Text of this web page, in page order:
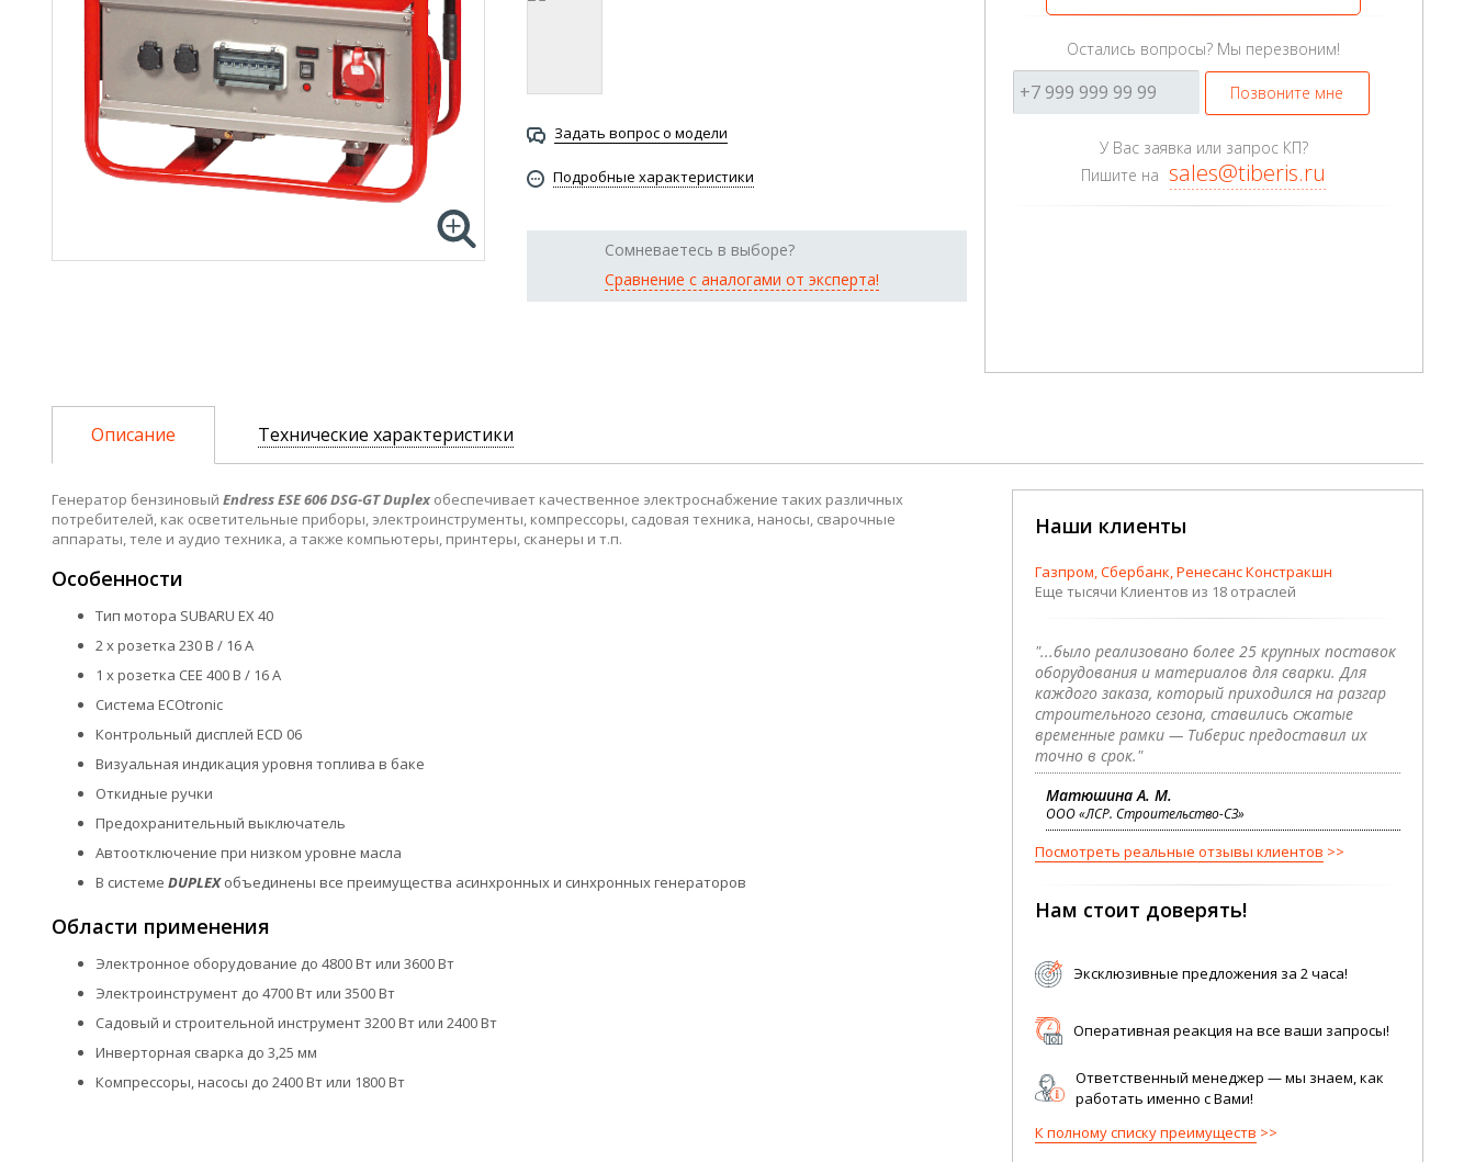
Задать вопрос о модели
Подробные характеристики
Сомневаетесь в выборе?
Сравнение с аналогами от эксперта!
Остались вопросы? Мы перезвоним!
Позвоните мне
У Вас заявка или запрос КП?
Пишите на sales@tiberis.ru
Описание Технические характеристики
Генератор бензиновый Endress ESE 606 DSG-GT Duplexобеспечивает качественное электроснабжение таких различных
потребителей, как осветительные приборы, электроинструменты, компрессоры, садовая техника, наносы, сварочные
аппараты, теле и аудио техника, а также компьютеры, принтеры, сканеры и т.п.
Особенности
Тип мотора SUBARU EX 40
2 x розетка 230 В / 16 A
1 х розетка CEE 400 В / 16 А
Система ECOtronic
Контрольный дисплей ECD 06
Визуальная индикация уровня топлива в баке
Откидные ручки
Предохранительный выключатель
Автоотключение при низком уровне масла
В системе DUPLEXобъединены все преимущества асинхронных и синхронных генераторов
Области применения
Электронное оборудование до 4800 Вт или 3600 Вт
Электроинструмент до 4700 Вт или 3500 Вт
Садовый и строительной инструмент 3200 Вт или 2400 Вт
Инверторная сварка до 3,25 мм
Компрессоры, насосы до 2400 Вт или 1800 Вт
Наши клиенты
Газпром, Сбербанк, Ренесанс Констракшн
Еще тысячи Клиентов из 18 отраслей
"...было реализовано более 25 крупных поставок
оборудования и материалов для сварки. Для
каждого заказа, который приходился на разгар
строительного сезона, ставились сжатые
временные рамки — Тиберис предоставил их
точно в срок."
Матюшина А. М.
ООО «ЛСР. Строительство-СЗ»
Посмотреть реальные отзывы клиентов
Нам стоит доверять!
Эксклюзивные предложения за 2 часа!
Оперативная реакция на все ваши запросы!
Ответственный менеджер — мы знаем, как
работать именно с Вами!
К полному списку преимуществ